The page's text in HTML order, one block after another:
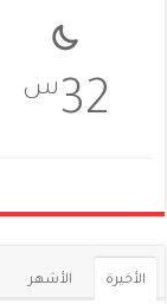
32 س
الأخيرة الأشهر